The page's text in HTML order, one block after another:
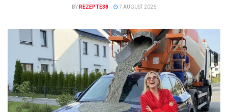
BY REZEPTE38 7 AUGUST 2026